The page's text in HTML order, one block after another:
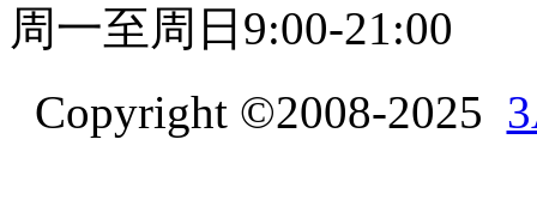
周一至周日9:00-21:00
Copyright ©2008-2025